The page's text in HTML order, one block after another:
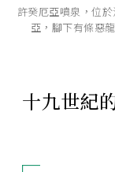
許癸厄亞噴泉，位
亞，腳下有條惡
十九世紀